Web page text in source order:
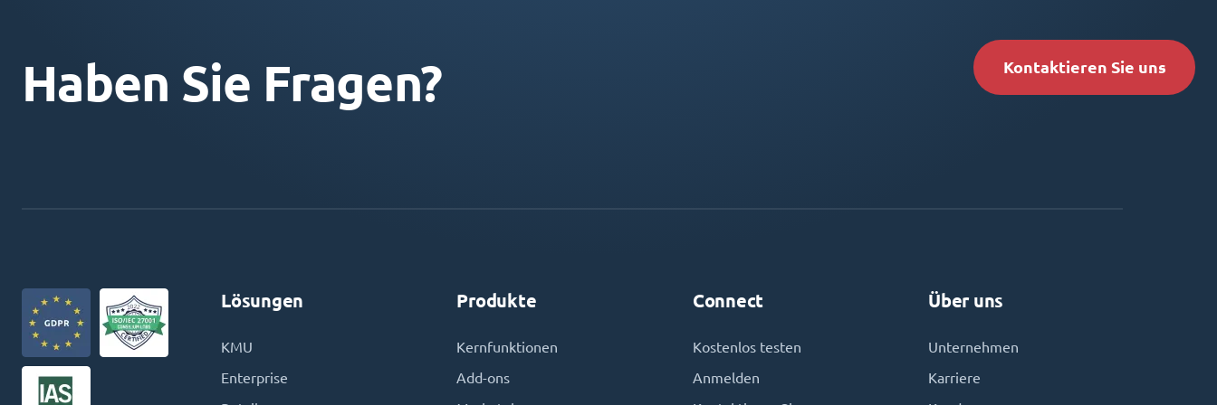
Haben Sie Fragen? Kontaktieren Sie uns
Lösungen
KMU
Enterprise
Produkte
Kernfunktionen
Add-ons
Connect
Kostenlos testen
Anmelden
Über uns
Unternehmen
Karriere